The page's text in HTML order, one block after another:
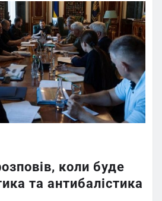
коли буде
та антибалістика